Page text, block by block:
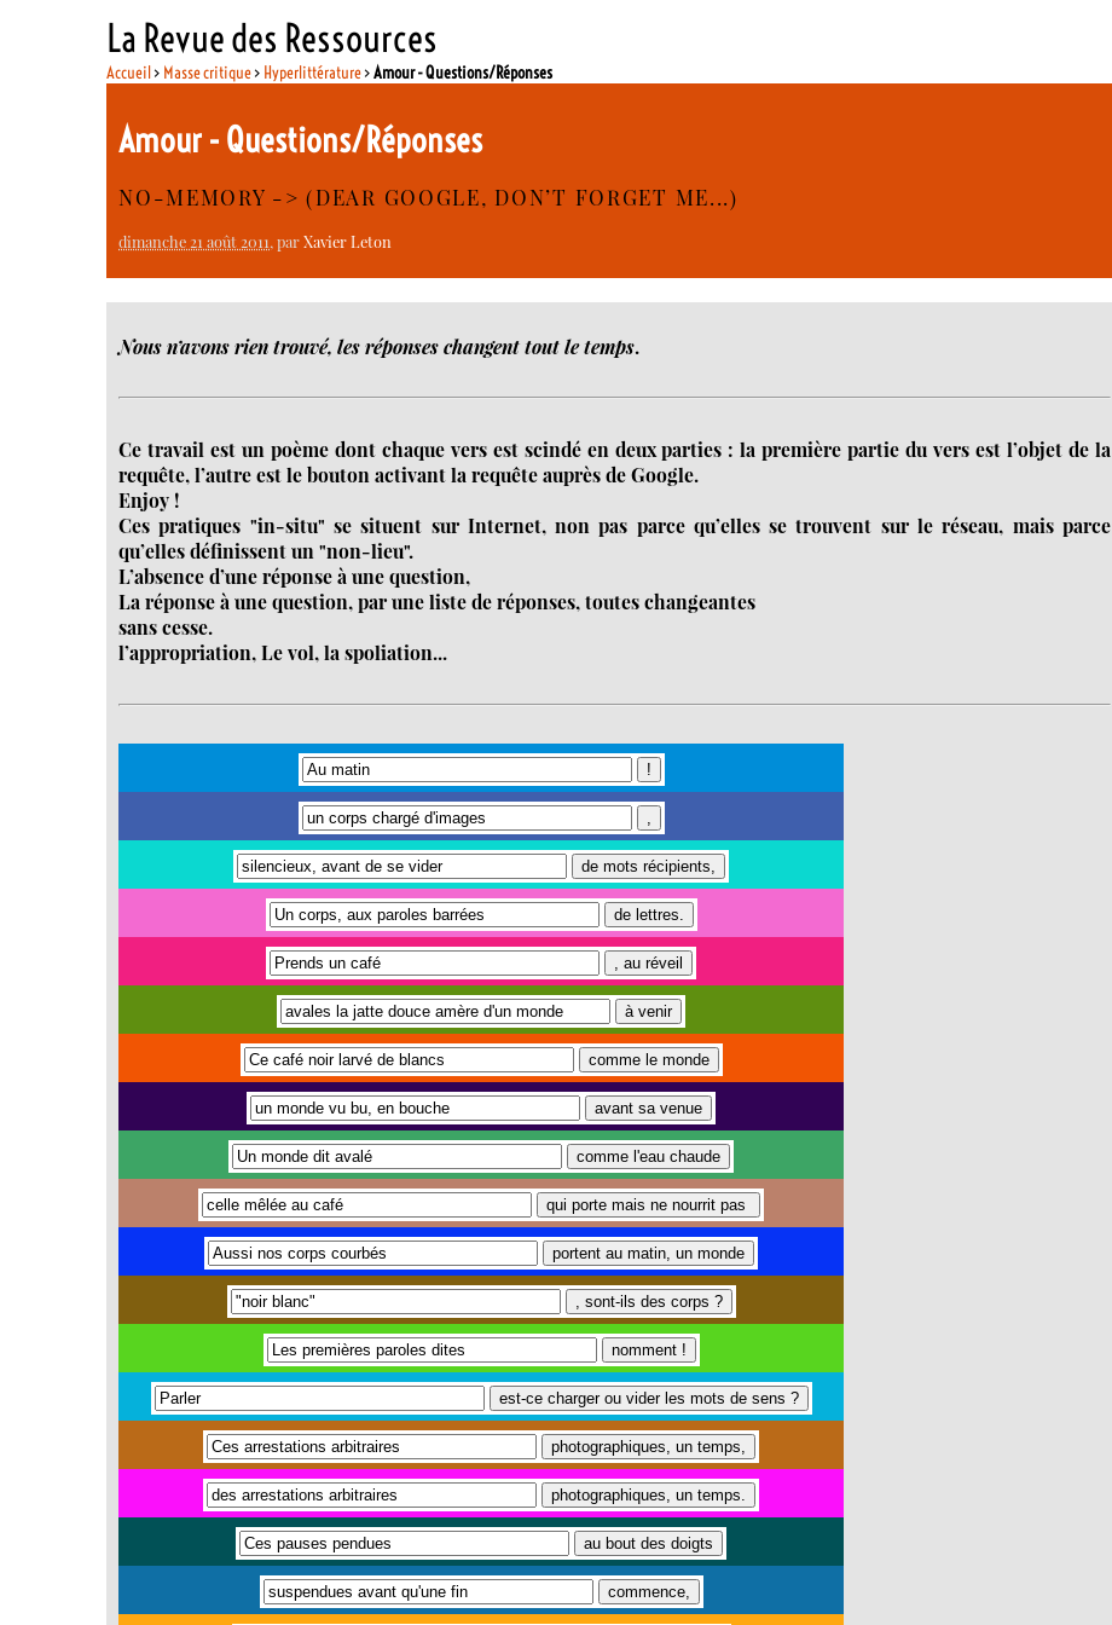
La Revue des Ressources
Accueil> Masse critique> Hyperlittérature>Amour - Questions/Réponses
Amour - Questions/Réponses
NO-MEMORY -> (DEAR GOOGLE, DON’T FORGET ME...)
dimanche 21 août 2011, parXavier Leton
Nous n’avons rien trouvé, les réponses changent tout le temps.
Ce travail est un poème dont chaque vers est scindé en deux parties : la première partie du vers est l’objet de la
requête, l’autre est le bouton activant la requête auprès de Google.
Enjoy !
Ces pratiques "in-situ" se situent sur Internet, non pas parce qu’elles se trouvent sur le réseau, mais parce
qu’elles définissent un "non-lieu".
L’absence d’une réponse à une question,
La réponse à une question, par une liste de réponses, toutes changeantes
sans cesse.
l’appropriation, Le vol, la spoliation...